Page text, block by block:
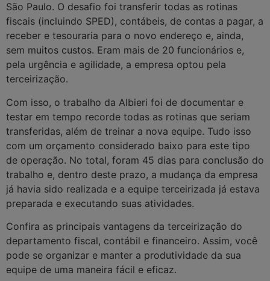
São Paulo. O desafio foi transferir todas as rotinas
fiscais (incluindo SPED), contábeis, de contas a pagar, a
receber e tesouraria para o novo endereço e, ainda,
sem muitos custos. Eram mais de 20 funcionários e,
pela urgência e agilidade, a empresa optou pela
terceirização.
Com isso, o trabalho da Albieri foi de documentar e
testar em tempo recorde todas as rotinas que seriam
transferidas, além de treinar a nova equipe. Tudo isso
com um orçamento considerado baixo para este tipo
de operação. No total, foram 45 dias para conclusão do
trabalho e, dentro deste prazo, a mudança da empresa
já havia sido realizada e a equipe terceirizada já estava
preparada e executando suas atividades.
Confira as principais vantagens da terceirização do
departamento fiscal, contábil e financeiro. Assim, você
pode se organizar e manter a produtividade da sua
equipe de uma maneira fácil e eficaz.